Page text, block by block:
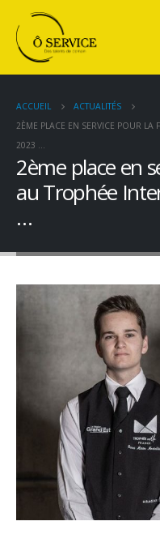
ACCUEIL
ACTUALITÉS
2ÈME PLACE EN SERVICE POUR LA
2023 …
2ème place en
au Trophée
…